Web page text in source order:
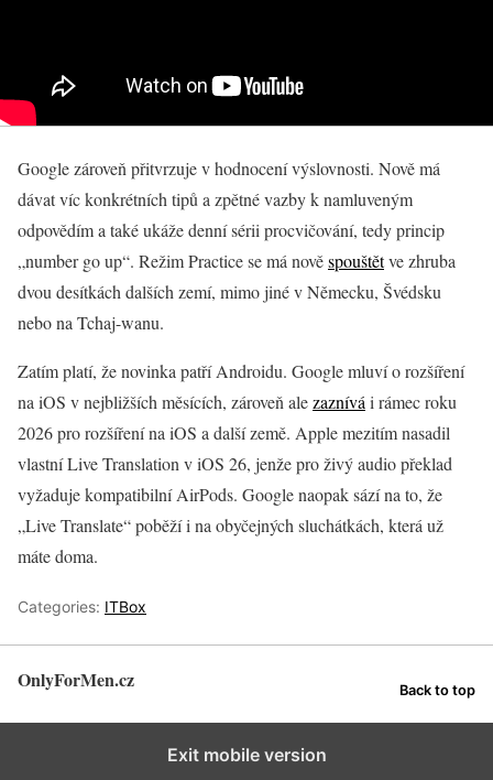
Google zároveň přitvrzuje v hodnocení výslovnosti. Nově má
dávat víc konkrétních tipů a zpětné vazby k namluveným
odpovědím a také ukáže denní sérii procvičování, tedy princip
„number go up“. Režim Practice se má nověspouštětve zhruba
dvou desítkách dalších zemí, mimo jiné v Německu, Švédsku
nebo na Tchaj-wanu.
Zatím platí, že novinka patří Androidu. Google mluví o rozšíření
na iOS v nejbližších měsících, zároveň alezaznívá i rámec roku
2026 pro rozšíření na iOS a další země. Apple mezitím nasadil
vlastní Live Translation v iOS 26, jenže pro živý audio překlad
vyžaduje kompatibilní AirPods. Google naopak sází na to, že
„Live Translate“ poběží i na obyčejných sluchátkách, která už
máte doma.
Categories: ITBox
OnlyForMen.cz Back to top
Exit mobile version